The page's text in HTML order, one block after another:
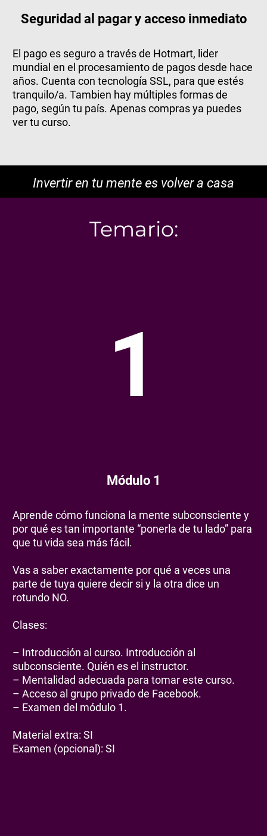
Seguridad al pagar y acceso inmediato
El pago es seguro a través de Hotmart, lider
mundial en el procesamiento de pagos desde hace
años. Cuenta con tecnología SSL, para que estés
tranquilo/a. Tambien hay múltiples formas de
pago, según tu país. Apenas compras ya puedes
ver tu curso.
Invertir en tu mente es volver a casa
Temario:
1
Módulo 1
Aprende cómo funciona la mente subconsciente y
por qué es tan importante “ponerla de tu lado” para
que tu vida sea más fácil.
Vas a saber exactamente por qué a veces una
parte de tuya quiere decir si y la otra dice un
rotundo NO.
Clases:
– Introducción al curso. Introducción al
subconsciente. Quién es el instructor.
– Mentalidad adecuada para tomar este curso.
– Acceso al grupo privado de Facebook.
– Examen del módulo 1.
Material extra: SI
Examen (opcional): SI